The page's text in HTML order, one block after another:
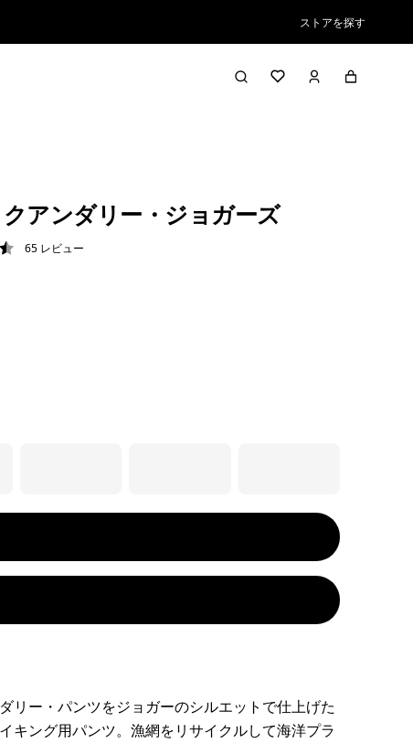
ストアを探す
アンダリー・ジョガーズ
/ 5
65 レビュー
リー・パンツをジョガーのシルエットで仕上げた
キング用パンツ。漁網をリサイクルして海洋プラ